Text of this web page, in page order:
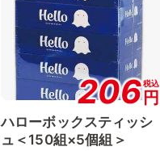
206税込
円
ハローボックスティッシ
ュ＜150組×5個組＞